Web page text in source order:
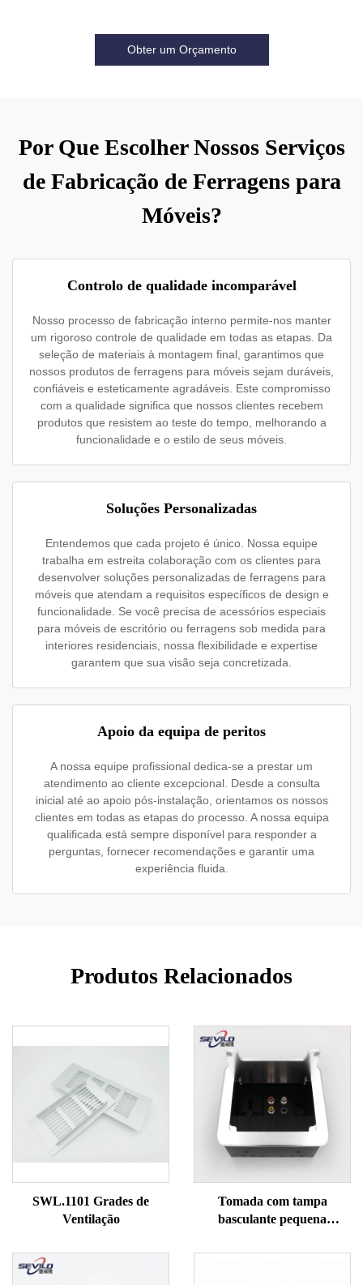
Obter um Orçamento
Por Que Escolher Nossos Serviços
de Fabricação de Ferragens para
Móveis?
Controlo de qualidade incomparável
Nosso processo de fabricação interno permite-nos manter
um rigoroso controle de qualidade em todas as etapas. Da
seleção de materiais à montagem final, garantimos que
nossos produtos de ferragens para móveis sejam duráveis,
confiáveis e esteticamente agradáveis. Este compromisso
com a qualidade significa que nossos clientes recebem
produtos que resistem ao teste do tempo, melhorando a
funcionalidade e o estilo de seus móveis.
Soluções Personalizadas
Entendemos que cada projeto é único. Nossa equipe
trabalha em estreita colaboração com os clientes para
desenvolver soluções personalizadas de ferragens para
móveis que atendam a requisitos específicos de design e
funcionalidade. Se você precisa de acessórios especiais
para móveis de escritório ou ferragens sob medida para
interiores residenciais, nossa flexibilidade e expertise
garantem que sua visão seja concretizada.
Apoio da equipa de peritos
A nossa equipe profissional dedica-se a prestar um
atendimento ao cliente excepcional. Desde a consulta
inicial até ao apoio pós-instalação, orientamos os nossos
clientes em todas as etapas do processo. A nossa equipa
qualificada está sempre disponível para responder a
perguntas, fornecer recomendações e garantir uma
experiência fluida.
Produtos Relacionados
SWL.1101 Grades de
Ventilação
Tomada com tampa
basculante pequena